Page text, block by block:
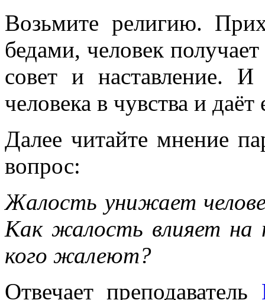
Возьмите религию.
бедами, человек
совет и наставление.
человека в чувства и
Далее читайте мнение
вопрос:
Жалость унижает
Как жалость влияет
кого жалеют?
Отвечает преподаватель